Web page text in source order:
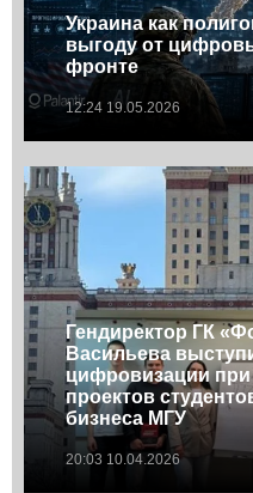
Украина как
выгоду от
фронте
12:24 19.05.2026
Гендиректор ГК
Васильева
цифровизации при
проектов
бизнеса МГУ
20:03 10.04.2026